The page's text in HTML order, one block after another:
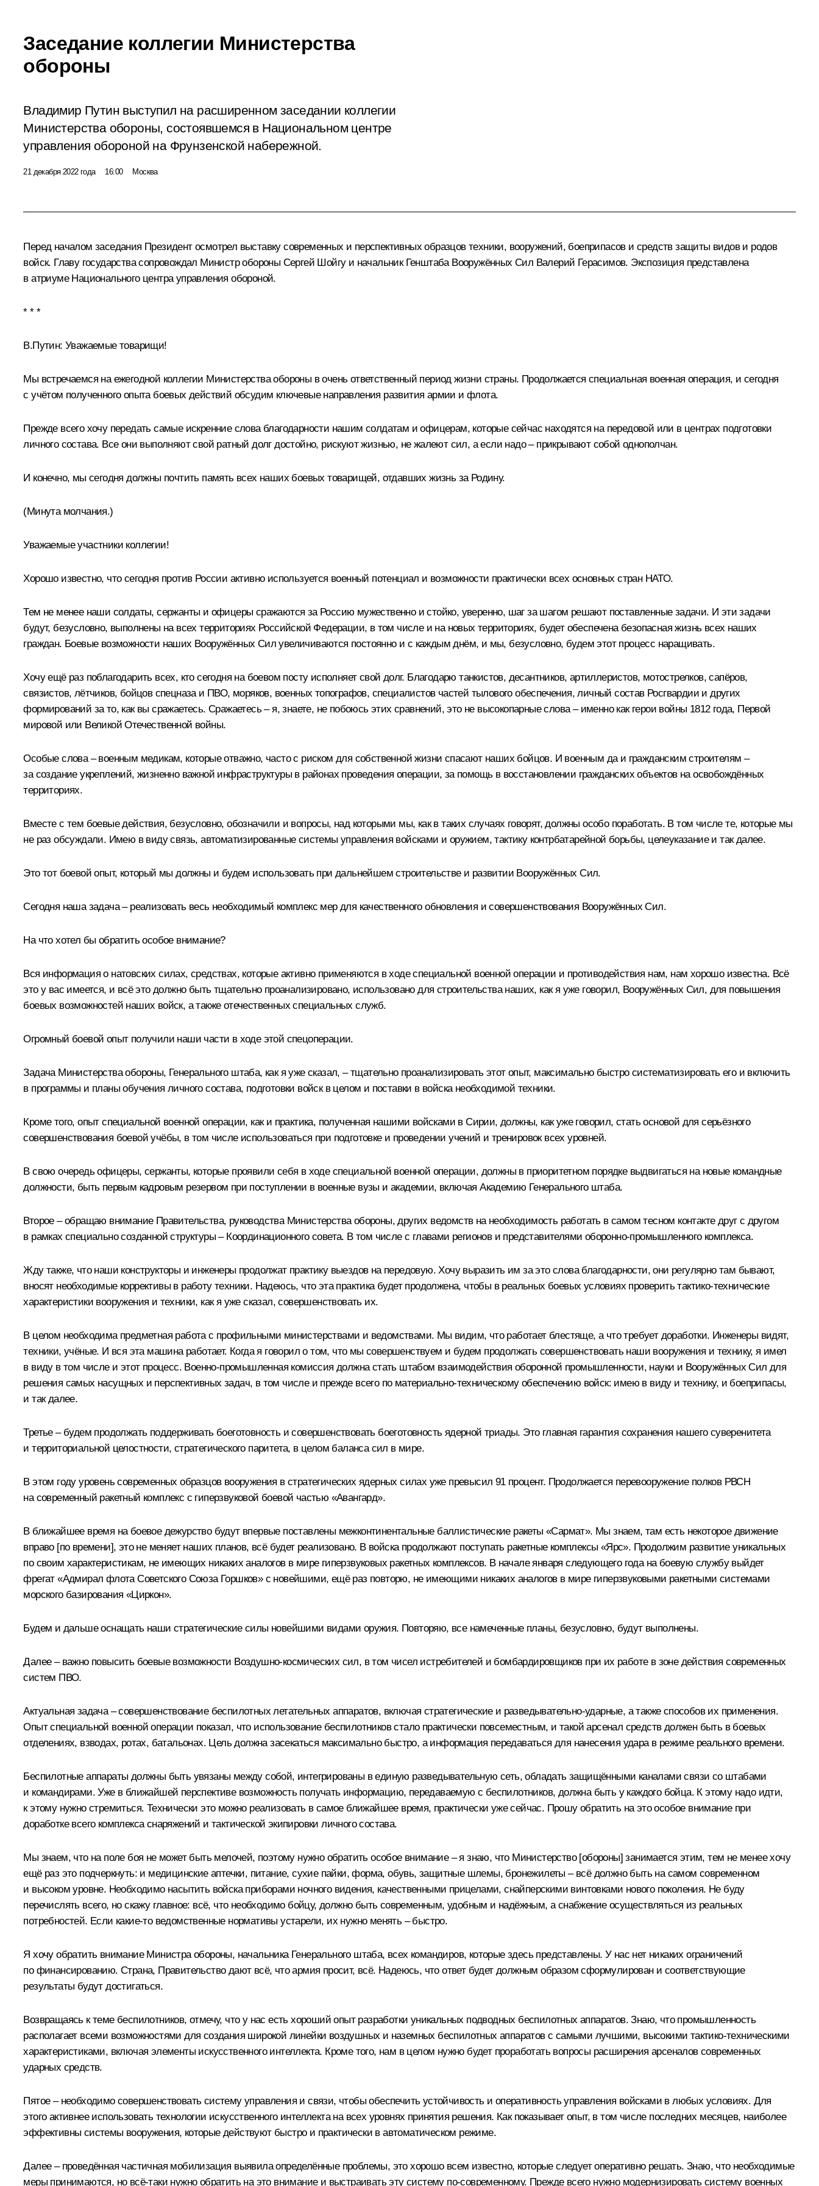
Заседание коллегии Министерства
обороны
Владимир Путин выступил на расширенном заседании коллегии
Министерства обороны, состоявшемся в Национальном центре
управления обороной на Фрунзенской набережной.
21 декабря 2022 года 16:00 Москва
Перед началом заседания Президент осмотрел выставку современных и перспективных образцов техники, вооружений, боеприпасов и средств защиты видов и родов
войск. Главу государства сопровождал Министр обороны Сергей Шойгуи начальник Генштаба Вооружённых Сил Валерий Герасимов. Экспозиция представлена
в атриуме Национального центра управления обороной.
* * *
В.Путин: Уважаемые товарищи!
Мы встречаемся на ежегодной коллегии Министерства обороны в очень ответственный период жизни страны. Продолжается специальная военная операция, и сегодня
с учётом полученного опыта боевых действий обсудим ключевые направления развития армии и флота.
Прежде всего хочу передать самые искренние слова благодарности нашим солдатам и офицерам, которые сейчас находятся на передовой или в центрах подготовки
личного состава. Все они выполняют свой ратный долг достойно, рискуют жизнью, не жалеют сил, а если надо – прикрывают собой однополчан.
И конечно, мы сегодня должны почтить память всех наших боевых товарищей, отдавших жизнь за Родину.
(Минута молчания.)
Уважаемые участники коллегии!
Хорошо известно, что сегодня против России активно используется военный потенциал и возможности практически всех основных стран НАТО.
Тем не менее наши солдаты, сержанты и офицеры сражаются за Россию мужественно и стойко, уверенно, шаг за шагом решают поставленные задачи. И эти задачи
будут, безусловно, выполнены на всех территориях Российской Федерации, в том числе и на новых территориях, будет обеспечена безопасная жизнь всех наших
граждан. Боевые возможности наших Вооружённых Сил увеличиваются постоянно и с каждым днём, и мы, безусловно, будем этот процесс наращивать.
Хочу ещё раз поблагодарить всех, кто сегодня на боевом посту исполняет свой долг. Благодарю танкистов, десантников, артиллеристов, мотострелков, сапёров,
связистов, лётчиков, бойцов спецназа и ПВО, моряков, военных топографов, специалистов частей тылового обеспечения, личный состав Росгвардии и других
формирований за то, как вы сражаетесь. Сражаетесь – я, знаете, не побоюсь этих сравнений, это не высокопарные слова – именно как герои войны 1812 года, Первой
мировой или Великой Отечественной войны.
Особые слова – военным медикам, которые отважно, часто с риском для собственной жизни спасают наших бойцов. И военным да и гражданским строителям –
за создание укреплений, жизненно важной инфраструктуры в районах проведения операции, за помощь в восстановлении гражданских объектов на освобождённых
территориях.
Вместе с тем боевые действия, безусловно, обозначили и вопросы, над которыми мы, как в таких случаях говорят, должны особо поработать. В том числе те, которые мы
не раз обсуждали. Имею в виду связь, автоматизированные системы управления войсками и оружием, тактику контрбатарейной борьбы, целеуказание и так далее.
Это тот боевой опыт, который мы должны и будем использовать при дальнейшем строительстве и развитии Вооружённых Сил.
Сегодня наша задача – реализовать весь необходимый комплекс мер для качественного обновления и совершенствования Вооружённых Сил.
На что хотел бы обратить особое внимание?
Вся информация о натовских силах, средствах, которые активно применяются в ходе специальной военной операции и противодействия нам, нам хорошо известна. Всё
это у вас имеется, и всё это должно быть тщательно проанализировано, использовано для строительства наших, как я уже говорил, Вооружённых Сил, для повышения
боевых возможностей наших войск, а также отечественных специальных служб.
Огромный боевой опыт получили наши части в ходе этой спецоперации.
Задача Министерства обороны, Генерального штаба, как я уже сказал, – тщательно проанализировать этот опыт, максимально быстро систематизировать его и включить
в программы и планы обучения личного состава, подготовки войск в целом и поставки в войска необходимой техники.
Кроме того, опыт специальной военной операции, как и практика, полученная нашими войсками в Сирии, должны, как уже говорил, стать основой для серьёзного
совершенствования боевой учёбы, в том числе использоваться при подготовке и проведении учений и тренировок всех уровней.
В свою очередь офицеры, сержанты, которые проявили себя в ходе специальной военной операции, должны в приоритетном порядке выдвигаться на новые командные
должности, быть первым кадровым резервом при поступлении в военные вузы и академии, включая Академию Генерального штаба.
Второе – обращаю внимание Правительства, руководства Министерства обороны, других ведомств на необходимость работать в самом тесном контакте друг с другом
в рамках специально созданной структуры – Координационного совета. В том числе с главами регионов и представителями оборонно-промышленного комплекса.
Жду также, что наши конструкторы и инженеры продолжат практику выездов на передовую. Хочу выразить им за это слова благодарности, они регулярно там бывают,
вносят необходимые коррективы в работу техники. Надеюсь, что эта практика будет продолжена, чтобы в реальных боевых условиях проверить тактико-технические
характеристики вооружения и техники, как я уже сказал, совершенствовать их.
В целом необходима предметная работа с профильными министерствами и ведомствами. Мы видим, что работает блестяще, а что требует доработки. Инженеры видят,
техники, учёные. И вся эта машина работает. Когда я говорил о том, что мы совершенствуем и будем продолжать совершенствовать наши вооружения и технику, я имел
в виду в том числе и этот процесс. Военно-промышленная комиссия должна стать штабом взаимодействия оборонной промышленности, науки и Вооружённых Сил для
решения самых насущных и перспективных задач, в том числе и прежде всего по материально-техническому обеспечению войск: имею в виду и технику, и боеприпасы,
и так далее.
Третье – будем продолжать поддерживать боеготовность и совершенствовать боеготовность ядерной триады. Это главная гарантия сохранения нашего суверенитета
и территориальной целостности, стратегического паритета, в целом баланса сил в мире.
В этом году уровень современных образцов вооружения в стратегических ядерных силах уже превысил 91 процент. Продолжается перевооружение полков РВСН
на современный ракетный комплекс с гиперзвуковой боевой частью «Авангард».
В ближайшее время на боевое дежурство будут впервые поставлены межконтинентальные баллистические ракеты «Сармат». Мы знаем, там есть некоторое движение
вправо [по времени], это не меняет наших планов, всё будет реализовано. В войска продолжают поступать ракетные комплексы «Ярс». Продолжим развитие уникальных
по своим характеристикам, не имеющих никаких аналогов в мире гиперзвуковых ракетных комплексов. В начале января следующего года на боевую службу выйдет
фрегат «Адмирал флота Советского Союза Горшков» с новейшими, ещё раз повторю, не имеющими никаких аналогов в мире гиперзвуковыми ракетными системами
морского базирования «Циркон».
Будем и дальше оснащать наши стратегические силы новейшими видами оружия. Повторяю, все намеченные планы, безусловно, будут выполнены.
Далее – важно повысить боевые возможности Воздушно-космических сил, в том чисел истребителей и бомбардировщиков при их работе в зоне действия современных
систем ПВО.
Актуальная задача – совершенствование беспилотных летательных аппаратов, включая стратегические и разведывательно-ударные, а также способов их применения.
Опыт специальной военной операции показал, что использование беспилотников стало практически повсеместным, и такой арсенал средств должен быть в боевых
отделениях, взводах, ротах, батальонах. Цель должна засекаться максимально быстро, а информация передаваться для нанесения удара в режиме реального времени.
Беспилотные аппараты должны быть увязаны между собой, интегрированы в единую разведывательную сеть, обладать защищёнными каналами связи со штабами
и командирами. Уже в ближайшей перспективе возможность получать информацию, передаваемую с беспилотников, должна быть у каждого бойца. К этому надо идти,
к этому нужно стремиться. Технически это можно реализовать в самое ближайшее время, практически уже сейчас. Прошу обратить на это особое внимание при
доработке всего комплекса снаряжений и тактической экипировки личного состава.
Мы знаем, что на поле боя не может быть мелочей, поэтому нужно обратить особое внимание – я знаю, что Министерство [обороны] занимается этим, тем не менее хочу
ещё раз это подчеркнуть: и медицинские аптечки, питание, сухие пайки, форма, обувь, защитные шлемы, бронежилеты – всё должно быть на самом современном
и высоком уровне. Необходимо насытить войска приборами ночного видения, качественными прицелами, снайперскими винтовками нового поколения. Не буду
перечислять всего, но скажу главное: всё, что необходимо бойцу, должно быть современным, удобным и надёжным, а снабжение осуществляться из реальных
потребностей. Если какие-то ведомственные нормативы устарели, их нужно менять – быстро.
Я хочу обратить внимание Министра обороны, начальника Генерального штаба, всех командиров, которые здесь представлены. У нас нет никаких ограничений
по финансированию. Страна, Правительство дают всё, что армия просит, всё. Надеюсь, что ответ будет должным образом сформулирован и соответствующие
результаты будут достигаться.
Возвращаясь к теме беспилотников, отмечу, что у нас есть хороший опыт разработки уникальных подводных беспилотных аппаратов. Знаю, что промышленность
располагает всеми возможностями для создания широкой линейки воздушных и наземных беспилотных аппаратов с самыми лучшими, высокими тактико-техническими
характеристиками, включая элементы искусственного интеллекта. Кроме того, нам в целом нужно будет проработать вопросы расширения арсеналов современных
ударных средств.
Пятое – необходимо совершенствовать систему управления и связи, чтобы обеспечить устойчивость и оперативность управления войсками в любых условиях. Для
этого активнее использовать технологии искусственного интеллекта на всех уровнях принятия решения. Как показывает опыт, в том числе последних месяцев, наиболее
эффективны системы вооружения, которые действуют быстро и практически в автоматическом режиме.
Далее – проведённая частичная мобилизация выявила определённые проблемы, это хорошо всем известно, которые следует оперативно решать. Знаю, что необходимые
меры принимаются, но всё-таки нужно обратить на это внимание и выстраивать эту систему по-современному. Прежде всего нужно модернизировать систему военных